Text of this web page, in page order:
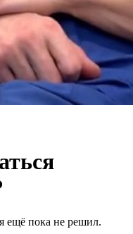
ещё пока не решил.